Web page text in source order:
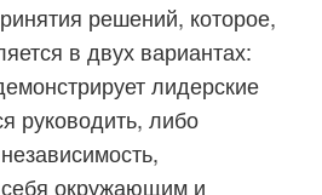
решений, которое,
в двух вариантах:
лидерские
руководить, либо
себя окружающим и